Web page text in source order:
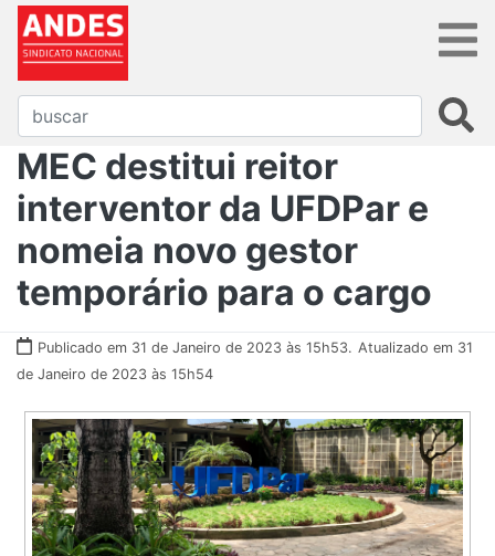
MEC destitui reitor
interventor da UFDPar e
nomeia novo gestor
temporário para o cargo
Publicado em 31 de Janeiro de 2023 às 15h53. Atualizado em 31
de Janeiro de 2023 às 15h54